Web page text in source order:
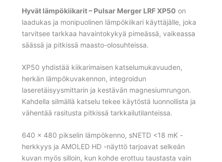
Hyvät lämpökiikarit – Pulsar Merger LRF XP50 on
laadukas ja monipuolinen lämpökiikari käyttäjälle, joka
tarvitsee tarkkaa havaintokykyä pimeässä, vaikeassa
säässä ja pitkissä maasto-olosuhteissa.
XP50 yhdistää kiikarimaisen katselumukavuuden,
herkän lämpökuvakennon, integroidun
laseretäisyysmittarin ja kestävän magnesiumrungon.
Kahdella silmällä katselu tekee käytöstä luonnollista ja
vähentää rasitusta pitkissä tarkkailutilanteissa.
640 × 480 pikselin lämpökenno, sNETD <18 mK -
herkkyys ja AMOLED HD -näyttö tarjoavat selkeän
kuvan myös silloin, kun kohde erottuu taustasta vain